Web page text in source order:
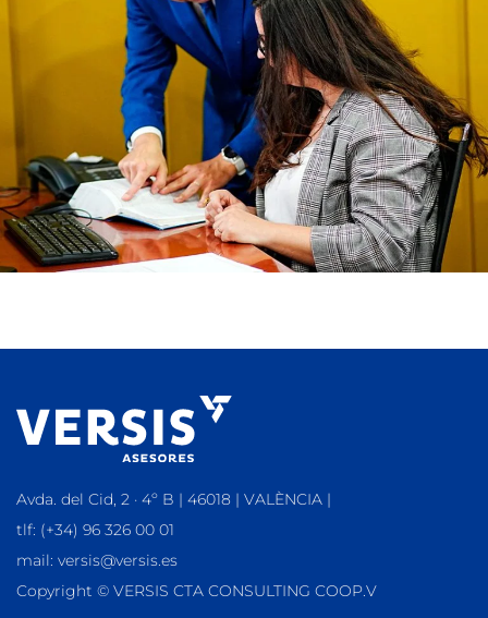
Avda. del Cid, 2 · 4º B | 46018 | VALÈNCIA |
tlf: (+34) 96 326 00 01
mail: versis@versis.es
Copyright © VERSIS CTA CONSULTING COOP.V